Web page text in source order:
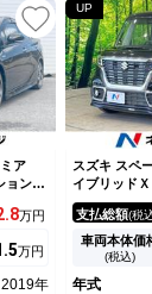
ア
ョン
エア
周囲
デリ
レーダ
ー ス
8万円
5万円
2019年
UP
スズキ スペ
イブリッド
両側電動ド
ステム 禁
ー コーナ
トキー Ｌ
ト オート
支払総額(税
車両本体価
(税込)
年式